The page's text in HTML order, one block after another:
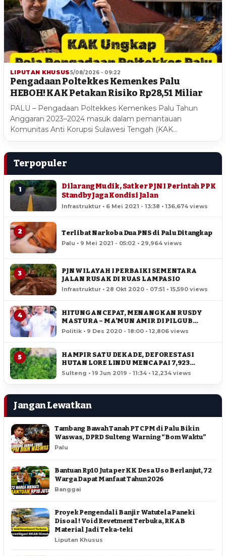
LIPUTAN KHUSUS5/08/2026 - 09:22
Pengadaan Poltekkes Kemenkes Palu
HEBOH! KAK Petakan Risiko Rp28,51 Miliar
PALU – Pengadaan Poltekkes Kemenkes Palu Tahun
Anggaran 2023–2024 masuk dalam pemantauan
Komunitas Anti Korupsi Sulawesi Tengah (KAK…
Terpopuler
1
Dilarang Mudik, Satker PJN I Perintah PPK
Standby Jaga Kondisi Jalan
Infrastruktur • 6 Mei 2021 - 13:38 • 136,674 views
2 Terlibat Narkoba Dua PNS di Palu Ditangkap
Palu • 9 Mei 2021 - 05:02 • 29,964 views
3
PJN WILAYAH I PERBAIKI SEMENTARA
JALAN RUSAK DI RUAS LAMPASIO
Infrastruktur • 28 Okt 2020 - 07:51 • 15,590 views
4
HITUNGAN CEPAT, MENANGKAN RUSDY
MASTURA – MA’MUN AMIR DI PILGUB
SULTENG
Politik • 9 Des 2020 - 18:00 • 12,806 views
5
HAMPIR SATU DEKADE, DEFORESTASI
HUTAN LORE LINDU MENCAPAI 7,923
HEKTAR
Sulteng • 19 Jun 2019 - 11:34 • 12,234 views
Jangan Lewatkan
Tambang Bawah Tanah PT CPM di Palu Bikin
Waswas, DPRD Sulteng Warning “Bom Waktu”
Palu
Bantuan Rp10 Juta per KK Desa Uso Berlanjut, 72
Warga Dapat Manfaat Tahun 2026
Banggai
Proyek Pengendali Banjir Watutela Paneki
Disoal ! Void Revetment Terbuka, RKAB
Material Jadi Teka-teki
Liputan Khusus